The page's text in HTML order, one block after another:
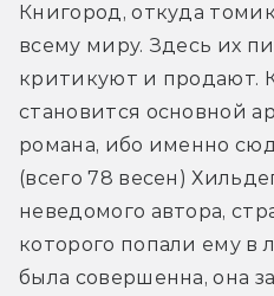
Книгород, откуда
всему миру. Здесь их
критикуют и продают.
становится основной
романа, ибо именно
(всего 78 весен)
неведомого автора,
которого попали ему в
была совершенна, она